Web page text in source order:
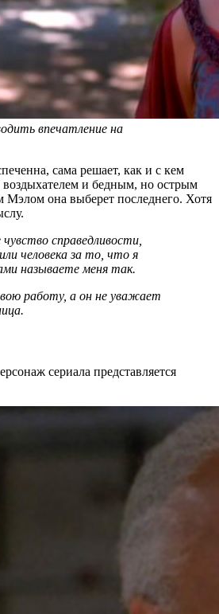
впечатление на
сама решает, как и с кем
и бедным, но острым
Мэлом она выберет последнего. Хотя
справедливости,
человека за то, что я
называете меня так.
работу, а он не уважает
сериала представляется